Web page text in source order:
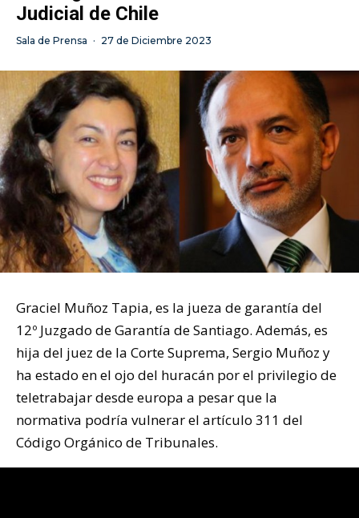
Judicial de Chile
Sala de Prensa · 27 de Diciembre 2023
Graciel Muñoz Tapia, es la jueza de garantía del
12º Juzgado de Garantía de Santiago. Además, es
hija del juez de la Corte Suprema, Sergio Muñoz y
ha estado en el ojo del huracán por el privilegio de
teletrabajar desde europa a pesar que la
normativa podría vulnerar el artículo 311 del
Código Orgánico de Tribunales.